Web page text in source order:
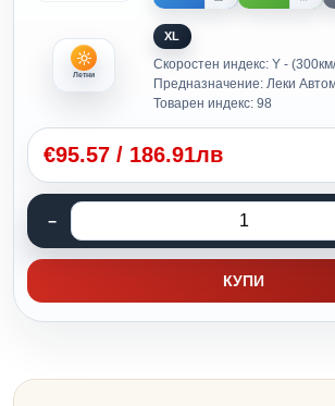
Летни
XL
Скоростен индекс: Y -
Предназначение: Леки
Товарен индекс: 98
€95.57 / 186.91лв
КУПИ